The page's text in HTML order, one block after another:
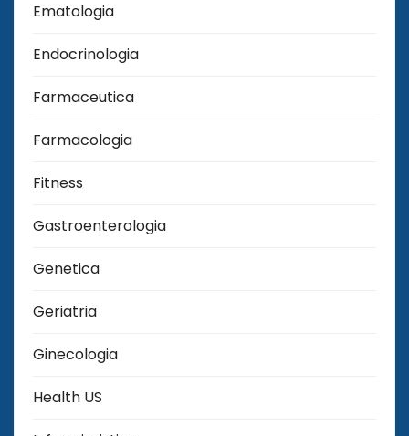
Ematologia
Endocrinologia
Farmaceutica
Farmacologia
Fitness
Gastroenterologia
Genetica
Geriatria
Ginecologia
Health US